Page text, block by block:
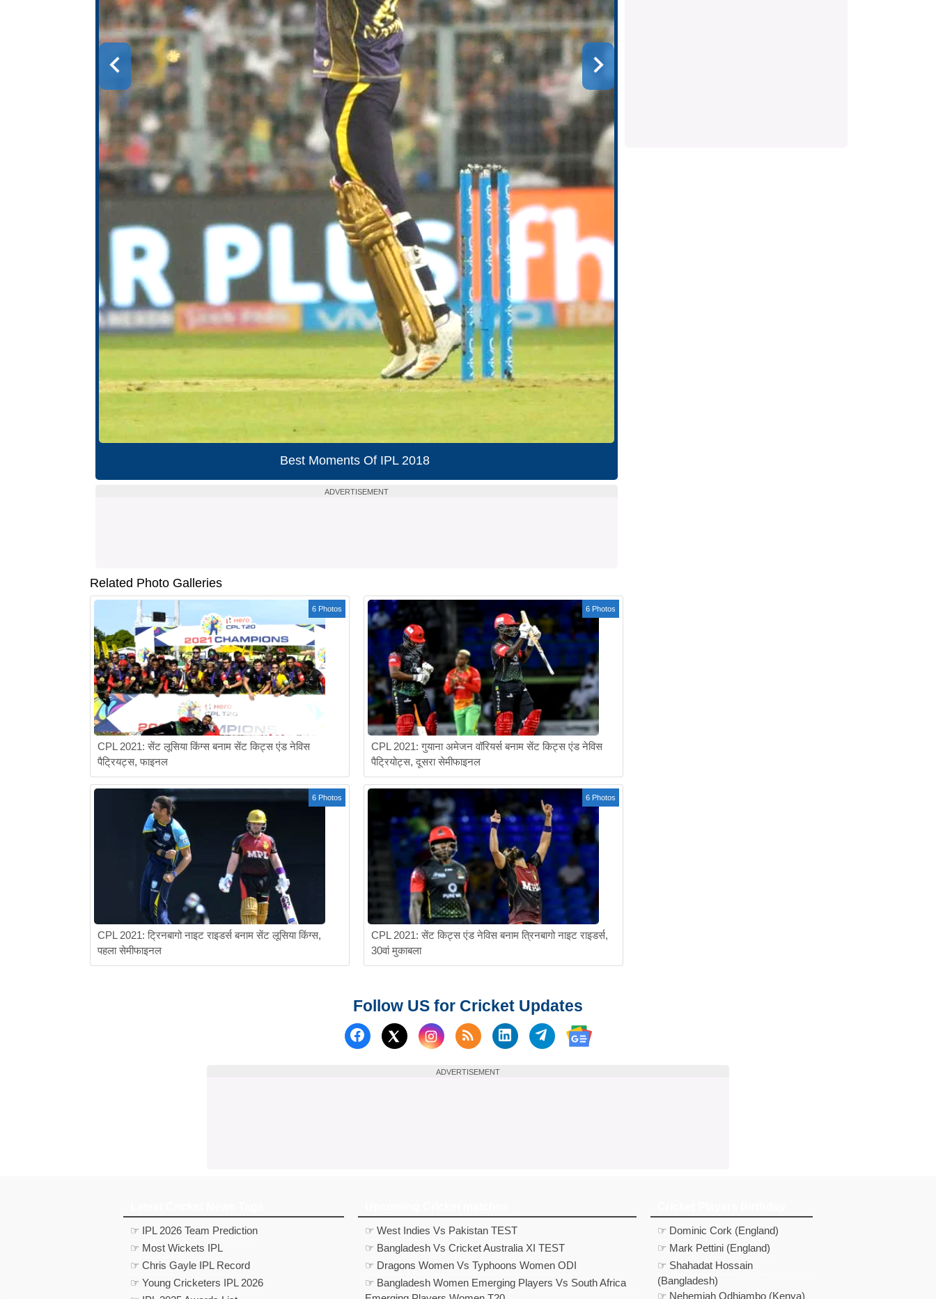
Best Moments Of IPL 2018
ADVERTISEMENT
Related Photo Galleries
6 Photos
CPL 2021: सेंट लूसिया किंग्स बनाम सेंट किट्स एंड नेविस
पैट्रियट्स, फाइनल
6 Photos
CPL 2021: गुयाना अमेजन वॉरियर्स बनाम सेंट किट्स एंड नेविस
पैट्रियोट्स, दूसरा सेमीफाइनल
6 Photos
CPL 2021: ट्रिनबागो नाइट राइडर्स बनाम सेंट लूसिया किंग्स,
पहला सेमीफाइनल
6 Photos
CPL 2021: सेंट किट्स एंड नेविस बनाम त्रिनबागो नाइट राइडर्स,
30वां मुकाबला
Follow US for Cricket Updates
Follow us on Facebook
Follow us on X (Twitter)
Subscribe to our RSS Feed
Follow us on LinkedIn
Follow us on Telegram
Follow us on Google News
ADVERTISEMENT
☞ IPL 2026 Team Prediction
☞ Most Wickets IPL
☞ Chris Gayle IPL Record
☞ Young Cricketers IPL 2026
☞ West Indies Vs Pakistan TEST
☞ Bangladesh Vs Cricket Australia XI TEST
☞ Dragons Women Vs Typhoons Women ODI
☞ Bangladesh Women Emerging Players Vs South Africa
☞ Dominic Cork (England)
☞ Mark Pettini (England)
☞ Shahadat Hossain
(Bangladesh)
☞ Nehemiah Odhiambo (Kenya)